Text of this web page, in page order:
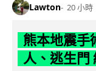
Lawton 20 小時
熊本地震手
人、逃生門